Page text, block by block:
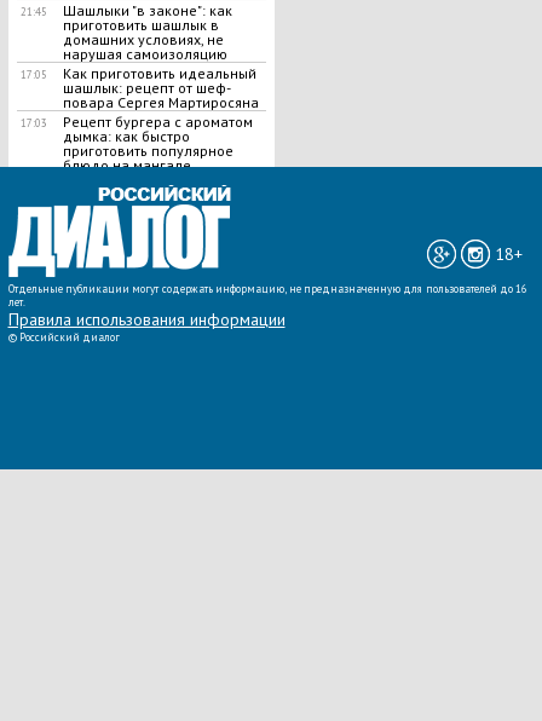
21:45
Шашлыки "в законе": как
приготовить шашлык в
домашних условиях, не
нарушая самоизоляцию
17:05
Как приготовить идеальный
шашлык​: рецепт от шеф-
повара Сергея Мартиросяна
17:03
Рецепт бургера с ароматом
дымка: как быстро
приготовить популярное
блюдо на мангале
ВСЕ НОВОСТИ »
18+
Отдельные публикации могут содержать информацию, не предназначенную для пользователей до 16
лет.
Правила использования информации
© Российский диалог